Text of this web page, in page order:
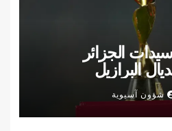
الجزائر
البرازيل
شؤون آسيوية